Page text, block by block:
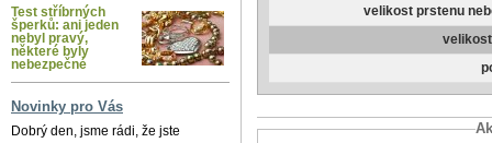
Test stříbrných
šperků: ani jeden
nebyl pravý,
některé byly
nebezpečné
Novinky pro Vás
Dobrý den, jsme rádi, že jste
velikost prstenu